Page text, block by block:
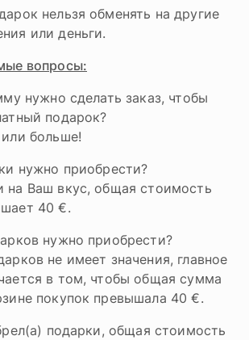
нельзя обменять на другие
или деньги.
вопросы:
нужно сделать заказ, чтобы
подарок?
больше!
нужно приобрести?
на Ваш вкус, общая стоимость
40 €.
нужно приобрести?
не имеет значения, главное
в том, чтобы общая сумма
покупок превышала 40 €.
подарки, общая стоимость